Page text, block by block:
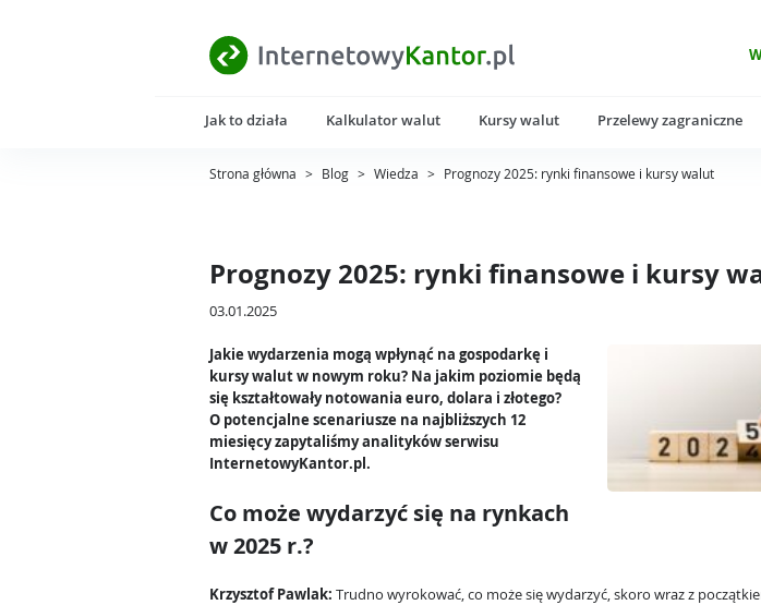
Jak to działa Kalkulator walut Kursy walut Przelewy zagraniczne
Strona główna > Blog > Wiedza > Prognozy 2025: rynki finansowe i kursy walut
Prognozy 2025: rynki finansowe i kursy
03.01.2025
Jakie wydarzenia mogą wpłynąć na gospodarkę i
kursy walut w nowym roku? Na jakim poziomie będą
się kształtowały notowania euro, dolara i złotego?
O potencjalne scenariusze na najbliższych 12
miesięcy zapytaliśmy analityków serwisu
InternetowyKantor.pl.
Co może wydarzyć się na rynkach
w 2025 r.?
Krzysztof Pawlak: Trudno wyrokować, co może się wydarzyć, skoro wraz z